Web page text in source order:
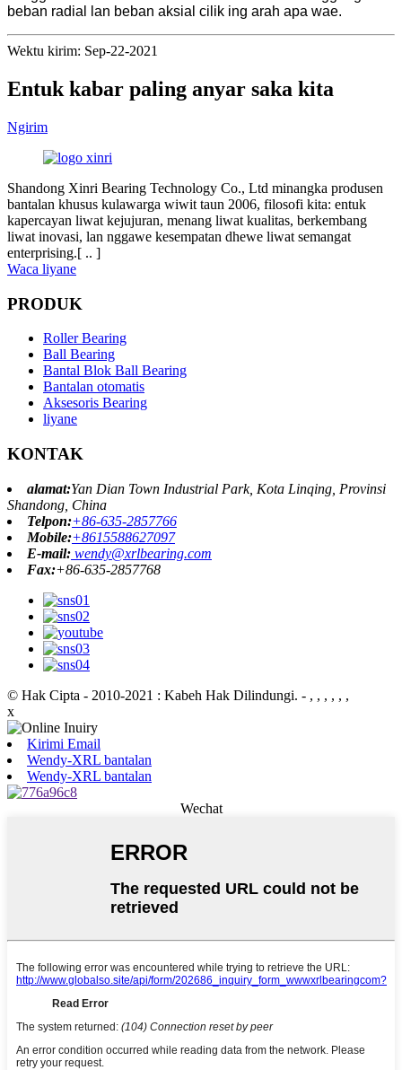
beban radial lan beban aksial cilik ing arah apa wae.
Wektu kirim: Sep-22-2021
Entuk kabar paling anyar saka kita
Ngirim
Shandong Xinri Bearing Technology Co., Ltd minangka produsen
bantalan khusus kulawarga wiwit taun 2006, filosofi kita: entuk
kapercayan liwat kejujuran, menang liwat kualitas, berkembang
liwat inovasi, lan nggawe kesempatan dhewe liwat semangat
enterprising.[ .. ]
Waca liyane
PRODUK
Roller Bearing
Ball Bearing
Bantal Blok Ball Bearing
Bantalan otomatis
Aksesoris Bearing
liyane
KONTAK
alamat:Yan Dian Town Industrial Park, Kota Linqing, Provinsi
Shandong, China
Telpon:+86-635-2857766
Mobile:+8615588627097
E-mail: wendy@xrlbearing.com
Fax:+86-635-2857768
© Hak Cipta - 2010-2021 : Kabeh Hak Dilindungi. - , , , , , ,
x
Kirimi Email
Wendy-XRL bantalan
Wendy-XRL bantalan
Wechat